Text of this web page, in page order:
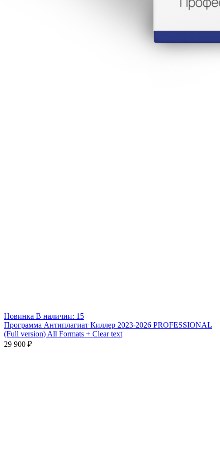
Новинка В наличии: 15
Программа Антиплагиат Киллер 2023-2026 PROFESSIONAL
(Full version) All Formats + Clear text
29 900 ₽